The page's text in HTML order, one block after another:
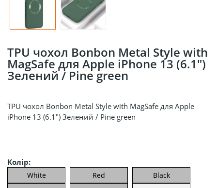
TPU чохол Bonbon Metal Style with
MagSafe для Apple iPhone 13 (6.1")
Зелений / Pine green
TPU чохол Bonbon Metal Style with MagSafe для Apple
iPhone 13 (6.1") Зелений / Pine green
Колір:
White Red
Black